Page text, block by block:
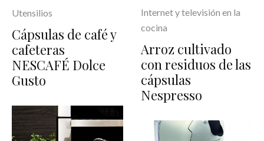
Utensilios
Cápsulas de café y
cafeteras
NESCAFÉ Dolce
Gusto
Internet y televisión en la
cocina
Arroz cultivado
con residuos de las
cápsulas
Nespresso